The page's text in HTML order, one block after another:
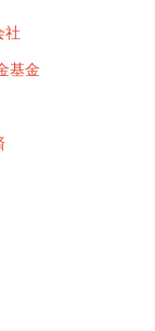
社
基金